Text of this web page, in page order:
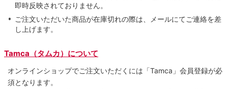
即時反映されておりません。
ご注文いただいた商品が在庫切れの際は、メールにてご連絡を差
し上げます。
Tamca（タムカ）について
オンラインショップでご注⽂いただくには「Tamca」会員登録が必
須となります。